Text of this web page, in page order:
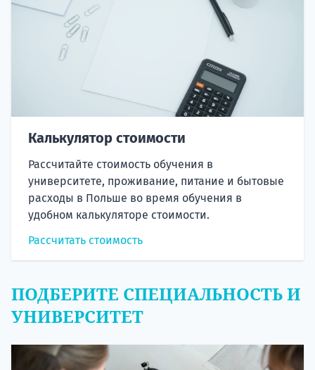
Калькулятор стоимости
Рассчитайте стоимость обучения в
университете, проживание, питание и бытовые
расходы в Польше во время обучения в
удобном калькуляторе стоимости.
Рассчитать стоимость
ПОДБЕРИТЕ СПЕЦИАЛЬНОСТЬ И
УНИВЕРСИТЕТ